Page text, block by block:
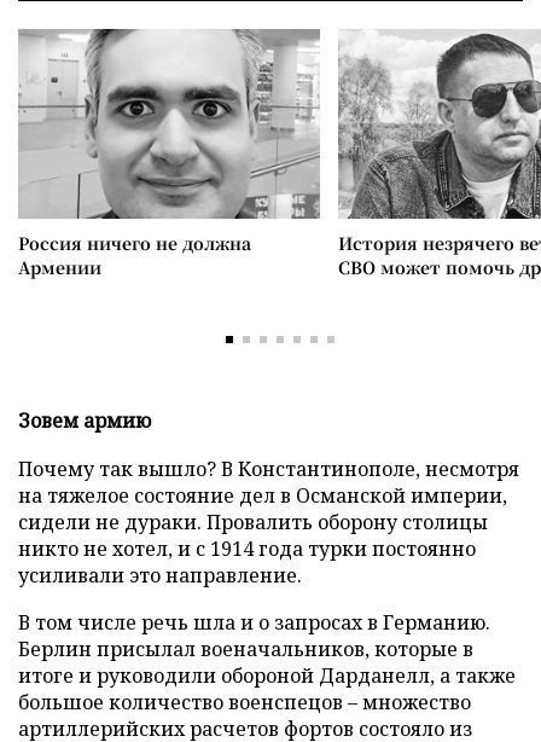
Россия ничего не должна
Армении
История незрячего
СВО может помочь
Зовем армию
Почему так вышло? В Константинополе, несмотря
на тяжелое состояние дел в Османской империи,
сидели не дураки. Провалить оборону столицы
никто не хотел, и с 1914 года турки постоянно
усиливали это направление.
В том числе речь шла и о запросах в Германию.
Берлин присылал военачальников, которые в
итоге и руководили обороной Дарданелл, а также
большое количество военспецов – множество
артиллерийских расчетов фортов состояло из